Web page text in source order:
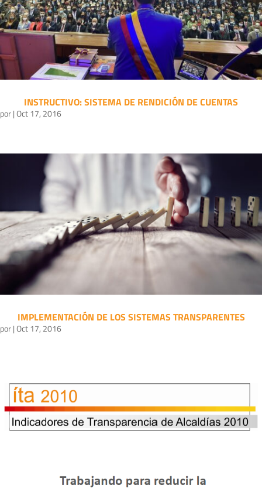
INSTRUCTIVO: SISTEMA DE RENDICIÓN DE CUENTAS
por|Oct 17, 2016
IMPLEMENTACIÓN DE LOS SISTEMAS TRANSPARENTES
por|Oct 17, 2016